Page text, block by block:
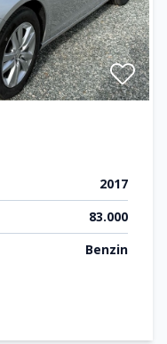
2017
83.000
Benzin